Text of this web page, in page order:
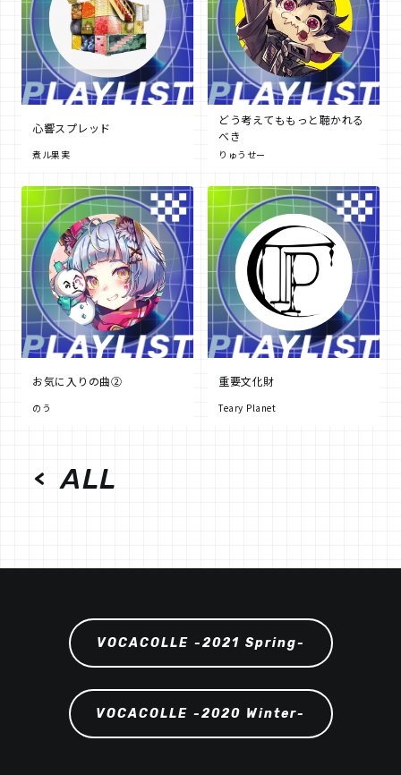
心響スプレッド
煮ル果実
どう考えてももっと聴かれる
べき
りゅうせー
お気に入りの曲②
のう
重要文化財
Teary Planet
ALL
VOCACOLLE -2021 Spring-
VOCACOLLE -2020 Winter-